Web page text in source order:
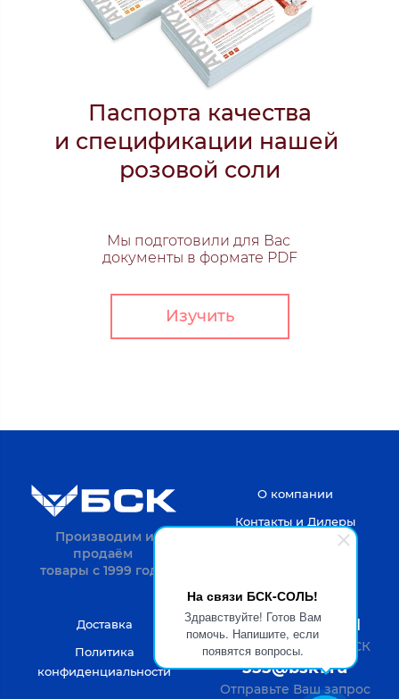
На связи БСК-СОЛЬ!
Здравствуйте! Готов Вам
помочь. Напишите, если
появятся вопросы.
Изучить
Паспорта качества
и спецификации нашей
розовой соли
Мы подготовили для Вас
документы в формате PDF
Производим и
продаём
товары с 1999 года.
О компании
Контакты и Дилеры
Доставка
Политика
конфиденциальности
8-4722-20-52-31
Пн-Пт с 9 до 18 по МСК
555@bsk1.ru
Отправьте Ваш запрос